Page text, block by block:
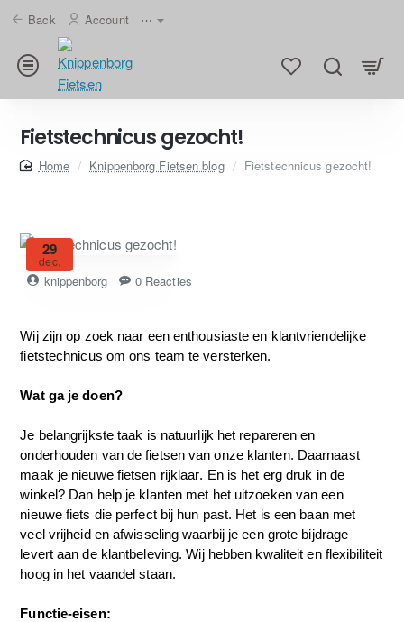
Back Account ⋯
Fietstechnicus gezocht!
homeKnippenborg Fietsen blog Fietstechnicus gezocht!
29
dec.
knippenborg 0 Reacties
Wij zijn op zoek naar een enthousiaste en klantvriendelijke
fietstechnicus om ons team te versterken.
Wat ga je doen?
Je belangrijkste taak is natuurlijk het repareren en
onderhouden van de fietsen van onze klanten. Daarnaast
maak je nieuwe fietsen rijklaar. En is het erg druk in de
winkel? Dan help je klanten met het uitzoeken van een
nieuwe fiets die perfect bij hun past. Het is een baan met
veel vrijheid en afwisseling waarbij je een grote bijdrage
levert aan de klantbeleving. Wij hebben kwaliteit en flexibiliteit
hoog in het vaandel staan.
Functie-eisen: